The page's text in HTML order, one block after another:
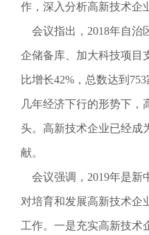
作，深入分析高新技术企
会议指出，2018年自治
企储备库、加大科技项目
比增长42%，总数达到
几年经济下行的形势下
头。高新技术企业已经成
献。
会议强调，2019年是新
对培育和发展高新技术企
工作。一是充实高新技术